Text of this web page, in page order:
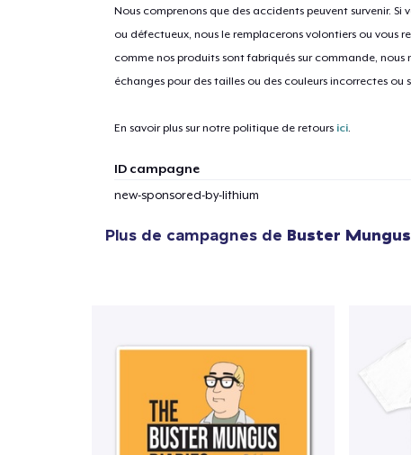
Nous comprenons que des accidents peuvent survenir.
ou défectueux, nous le remplacerons volontiers ou vous
comme nos produits sont fabriqués sur commande, nous
échanges pour des tailles ou des couleurs incorrectes ou
En savoir plus sur notre politique de retours ici.
ID campagne
new-sponsored-by-lithium
Plus de campagnes de Buster